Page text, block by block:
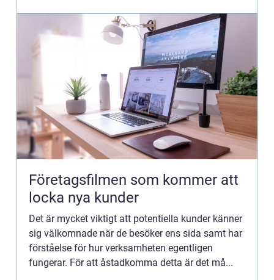
Företagsfilmen som kommer att
locka nya kunder
Det är mycket viktigt att potentiella kunder känner
sig välkomnade när de besöker ens sida samt har
förståelse för hur verksamheten egentligen
fungerar. För att åstadkomma detta är det må...